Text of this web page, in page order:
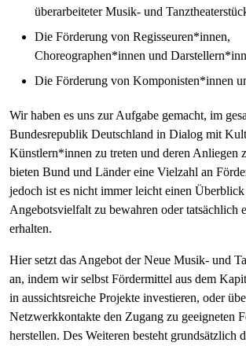
überarbeiteter Musik- und
Die Förderung von Regisseuren*innen,
Choreographen*innen und
Die Förderung von Komponisten*innen
Wir haben es uns zur Aufgabe gemacht, im
Bundesrepublik Deutschland in Dialog mit
Künstlern*innen zu treten und deren Anliegen
bieten Bund und Länder eine Vielzahl an
jedoch ist es nicht immer leicht einen Überblick
Angebotsvielfalt zu bewahren oder tatsächlich
erhalten.
Hier setzt das Angebot der Neue Musik- und
an, indem wir selbst Fördermittel aus dem
in aussichtsreiche Projekte investieren, oder
Netzwerkkontakte den Zugang zu geeigneten
herstellen. Des Weiteren besteht grundsätzlich